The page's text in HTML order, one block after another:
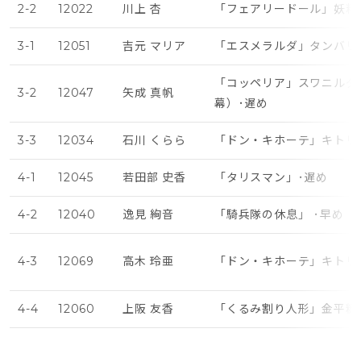
2-2 12022 川上 杏 「フェアリードール」妖
3-1 12051 吉元 マリア 「エスメラルダ」タンバ
3-2 12047 矢成 真帆
「コッペリア」スワニル
幕）･遅め
3-3 12034 石川 くらら 「ドン・キホーテ」キト
4-1 12045 若田部 史香 「タリスマン」･遅め
4-2 12040 逸見 絢音 「騎兵隊の休息」 ･早め
4-3 12069 高木 玲亜 「ドン・キホーテ」キト
4-4 12060 上阪 友香 「くるみ割り人形」金平